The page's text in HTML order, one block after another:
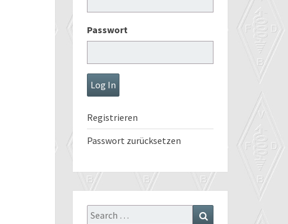
Passwort
Registrieren
Passwort zurücksetzen
Search